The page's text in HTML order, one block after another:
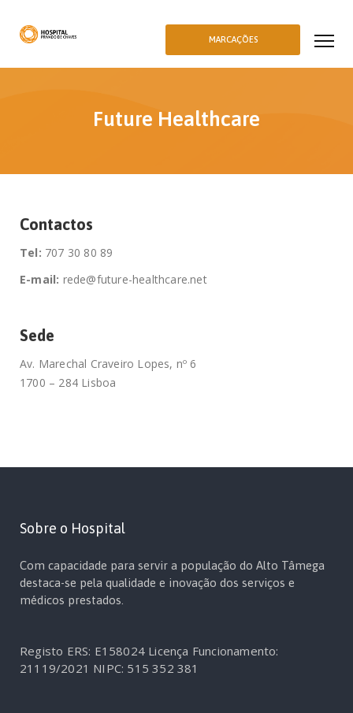
MARCAÇÕES
Future Healthcare
Contactos
Tel: 707 30 80 89
E-mail: rede@future-healthcare.net
Sede
Av. Marechal Craveiro Lopes, nº 6
1700 – 284 Lisboa
Sobre o Hospital
Com capacidade para servir a população do Alto Tâmega
destaca-se pela qualidade e inovação dos serviços e
médicos prestados.
Registo ERS: E158024 Licença Funcionamento:
21119/2021 NIPC: 515 352 381